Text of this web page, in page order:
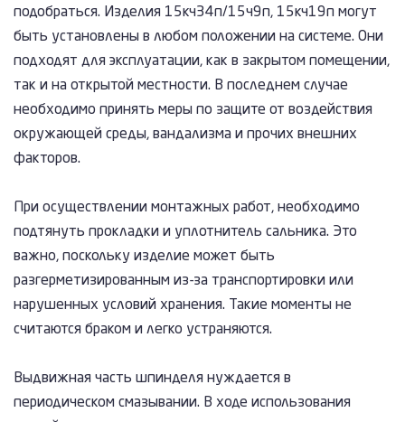
подобраться. Изделия 15кч34п/15ч9п, 15кч19п могут
быть установлены в любом положении на системе. Они
подходят для эксплуатации, как в закрытом помещении,
так и на открытой местности. В последнем случае
необходимо принять меры по защите от воздействия
окружающей среды, вандализма и прочих внешних
факторов.
При осуществлении монтажных работ, необходимо
подтянуть прокладки и уплотнитель сальника. Это
важно, поскольку изделие может быть
разгерметизированным из-за транспортировки или
нарушенных условий хранения. Такие моменты не
считаются браком и легко устраняются.
Выдвижная часть шпинделя нуждается в
периодическом смазывании. В ходе использования